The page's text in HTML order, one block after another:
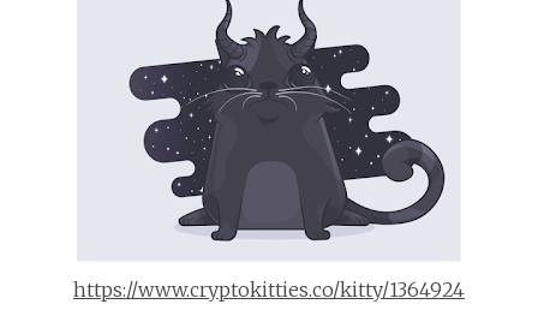
https://www.cryptokitties.co/kitty/1364924